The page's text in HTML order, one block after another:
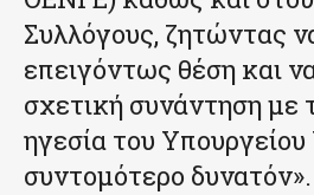
Συλλόγους, ζητώντας
επειγόντως θέση και
σχετική συνάντηση με
ηγεσία του Υπουργείου
συντομότερο δυνατόν».